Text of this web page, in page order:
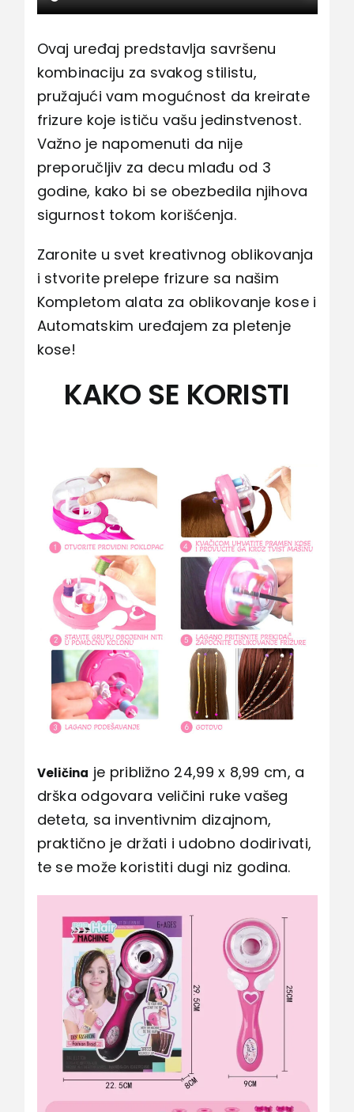
Ovaj uređaj predstavlja savršenu
kombinaciju za svakog stilistu,
pružajući vam mogućnost da kreirate
frizure koje ističu vašu jedinstvenost.
Važno je napomenuti da nije
preporučljiv za decu mlađu od 3
godine, kako bi se obezbedila njihova
sigurnost tokom korišćenja.
Zaronite u svet kreativnog oblikovanja
i stvorite prelepe frizure sa našim
Kompletom alata za oblikovanje kose i
Automatskim uređajem za pletenje
kose!
KAKO SE KORISTI
Veličina je približno 24,99 x 8,99 cm, a
drška odgovara veličini ruke vašeg
deteta, sa inventivnim dizajnom,
praktično je držati i udobno dodirivati,
te se može koristiti dugi niz godina.